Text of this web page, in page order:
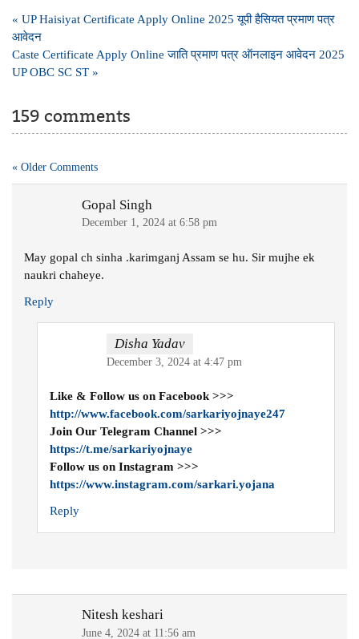
Post
navigation
« UP Haisiyat Certificate Apply Online 2025 यूपी हैसियत प्रमाण पत्र
आवेदन
Caste Certificate Apply Online जाति प्रमाण पत्र ऑनलाइन आवेदन 2025
UP OBC SC ST »
159 comments
« Older Comments
Gopal Singh
December 1, 2024 at 6:58 pm
May gopal ch sinha .karimganj Assam se hu. Sir mujhe ek
naukri chaheye.
Reply
Disha Yadav
December 3, 2024 at 4:47 pm
Like & Follow us on Facebook >>>
http://www.facebook.com/sarkariyojnaye247
Join Our Telegram Channel >>>
https://t.me/sarkariyojnaye
Follow us on Instagram >>>
https://www.instagram.com/sarkari.yojana
Reply
Nitesh keshari
June 4, 2024 at 11:56 am